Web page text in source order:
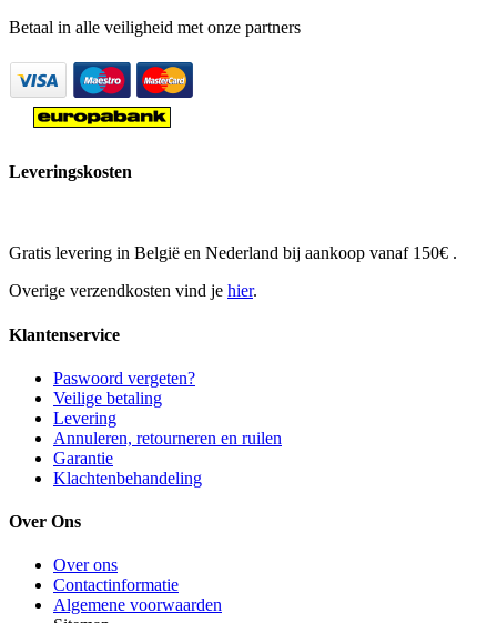
Betaal in alle veiligheid met onze partners
Leveringskosten
Gratis levering in België en Nederland bij aankoop vanaf 150€ .
Overige verzendkosten vind je hier.
Klantenservice
Paswoord vergeten?
Veilige betaling
Levering
Annuleren, retourneren en ruilen
Garantie
Klachtenbehandeling
Over Ons
Over ons
Contactinformatie
Algemene voorwaarden